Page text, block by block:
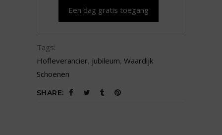
Een dag gratis toegang
Tags:
Hofleverancier, jubileum, Waardijk
Schoenen
SHARE: